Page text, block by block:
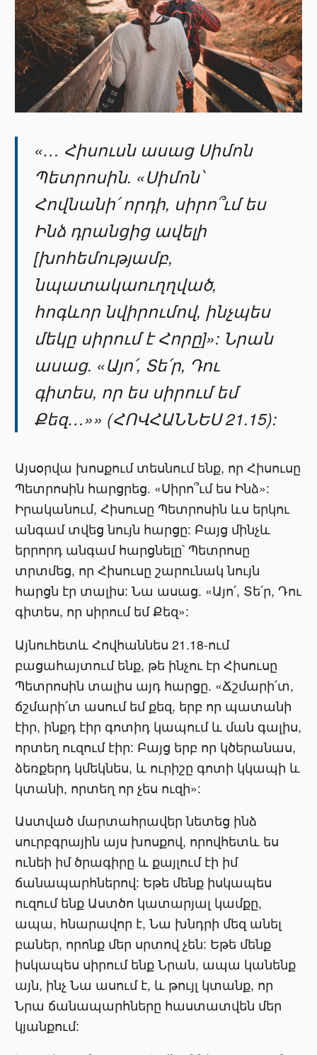
«… Հիսուսն ասաց Սիմոն
Պետրոսին. «Սիմոն՝
Հովնանի՛ որդի, սիրո՞ւմ ես
Ինձ դրանցից ավելի
[խոհեմությամբ,
նպատակաուղղված,
հոգևոր նվիրումով, ինչպես
մեկը սիրում է Հորը]»: Նրան
ասաց. «Այո՛, Տե՛ր, Դու
գիտես, որ ես սիրում եմ
Քեզ…»» (ՀՈՎՀԱՆՆԵՍ 21.15):
Այսօրվա խոսքում տեսնում ենք, որ Հիսուսը
Պետրոսին հարցրեց. «Սիրո՞ւմ ես Ինձ»:
Իրականում, Հիսուսը Պետրոսին ևս երկու
անգամ տվեց նույն հարցը: Բայց մինչև
երրորդ անգամ հարցնելը՝ Պետրոսը
տրտմեց, որ Հիսուսը շարունակ նույն
հարցն էր տալիս: Նա ասաց. «Այո՛, Տե՛ր, Դու
գիտես, որ սիրում եմ Քեզ»:
Այնուհետև Հովհաննես 21.18-ում
բացահայտում ենք, թե ինչու էր Հիսուսը
Պետրոսին տալիս այդ հարցը. «Ճշմարի՛տ,
ճշմարի՛տ ասում եմ քեզ, երբ որ պատանի
էիր, ինքդ էիր գոտիդ կապում և ման գալիս,
որտեղ ուզում էիր: Բայց երբ որ կծերանաս,
ձեռքերդ կմեկնես, և ուրիշը գոտի կկապի և
կտանի, որտեղ որ չես ուզի»:
Աստված մարտահրավեր նետեց ինձ
սուրբգրային այս խոսքով, որովհետև ես
ունեի իմ ծրագիրը և քայլում էի իմ
ճանապարհներով: Եթե մենք իսկապես
ուզում ենք Աստծո կատարյալ կամքը,
ապա, հնարավոր է, Նա խնդրի մեզ անել
բաներ, որոնք մեր սրտով չեն: Եթե մենք
իսկապես սիրում ենք Նրան, ապա կանենք
այն, ինչ Նա ասում է, և թույլ կտանք, որ
Նրա ճանապարհները հաստատվեն մեր
կյանքում: